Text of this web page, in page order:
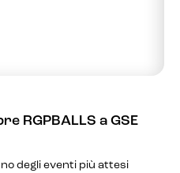
RGPBALLS a GSE
degli eventi più attesi